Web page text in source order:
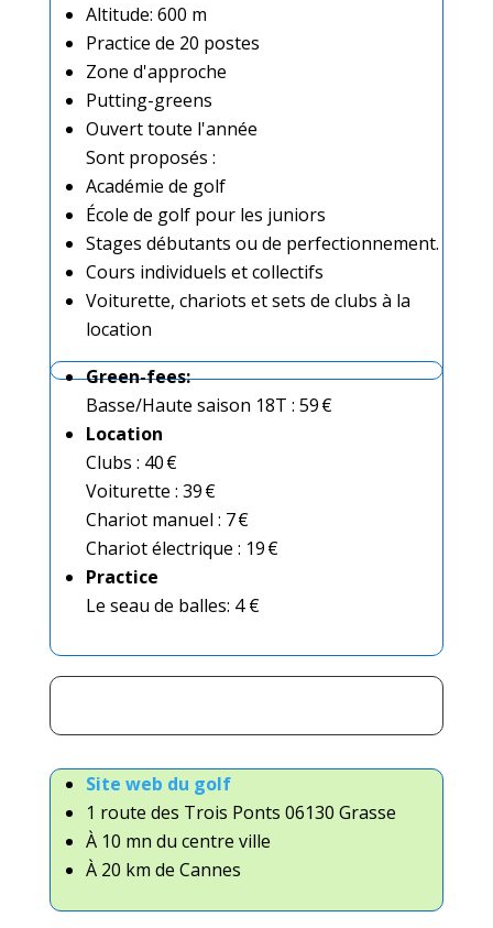
Altitude: 600 m
Practice de 20 postes
Zone d'approche
Putting-greens
Ouvert toute l'année
Sont proposés :
Académie de golf
École de golf pour les juniors
Stages débutants ou de perfectionnement.
Cours individuels et collectifs
Voiturette, chariots et sets de clubs à la
location
Green-fees:
Basse/Haute saison 18T : 59 €
Location
Clubs : 40 €
Voiturette : 39 €
Chariot manuel : 7 €
Chariot électrique : 19 €
Practice
Le seau de balles: 4 €
Site web du golf
1 route des Trois Ponts 06130 Grasse
À 10 mn du centre ville
À 20 km de Cannes